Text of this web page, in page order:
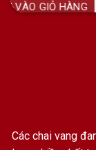
THÊM
Các chai vang